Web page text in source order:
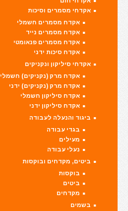
אקדחי מסמרים וסיכות
אקדח מסמרים חשמלי
אקדח מסמרים נייד
אקדח מסמרים פנאומטי
אקדח סיכות ידני
אקדחי סיליקון ונקניקים
אקדח מרק (נקניקים) חשמלי
אקדח מרק (נקניקים) ידני
אקדח סיליקון חשמלי
אקדח סיליקון ידני
ביגוד והנעלה לעבודה
בגדי עבודה
מעילים
נעלי עבודה
ביטים, מקדחים ובוקסות
בוקסות
ביטים
מקדחים
בשמים